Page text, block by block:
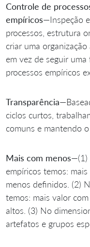
Controle de
empíricos—Inspeção
processos, estrutura
criar uma organização
em vez de seguir
processos empíricos
Transparência
ciclos curtos,
comuns e mantendo
Mais com menos—(1)
empíricos temos:
menos definidos. (2)
temos: mais valor
altos. (3) No
artefatos e grupos